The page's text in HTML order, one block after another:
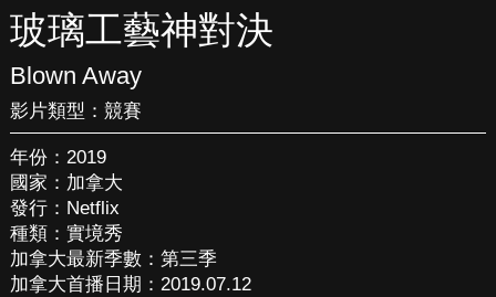
玻璃工藝神對決
Blown Away
影片類型： 競賽
年份：2019
國家：加拿大
發行：Netflix
種類：實境秀
加拿大最新季數：第三季
加拿大首播日期：2019.07.12